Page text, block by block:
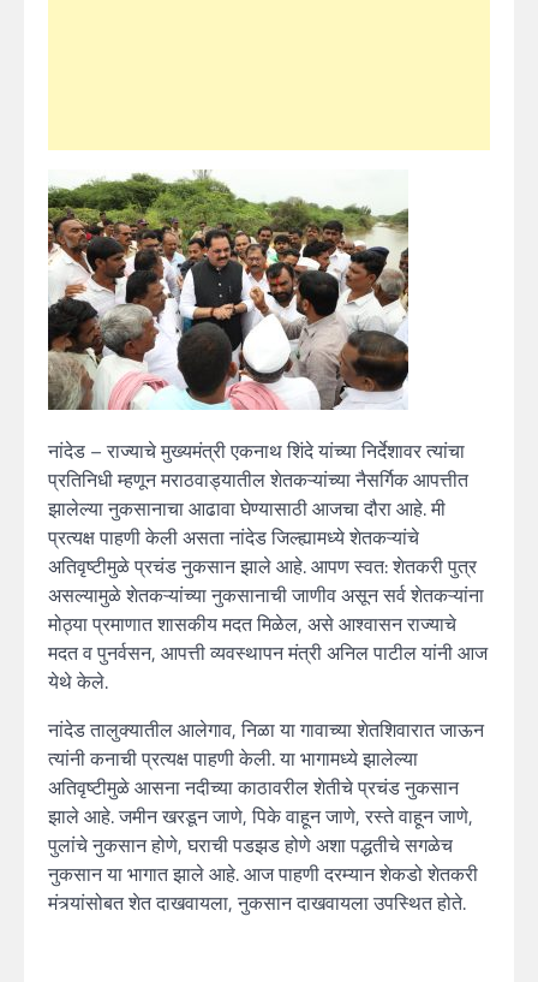
नांदेड – राज्याचे मुख्यमंत्री एकनाथ शिंदे यांच्या निर्देशावर त्यांचा
प्रतिनिधी म्हणून मराठवाड्यातील शेतकऱ्यांच्या नैसर्गिक आपत्तीत
झालेल्या नुकसानाचा आढावा घेण्यासाठी आजचा दौरा आहे. मी
प्रत्यक्ष पाहणी केली असता नांदेड जिल्ह्यामध्ये शेतकऱ्यांचे
अतिवृष्टीमुळे प्रचंड नुकसान झाले आहे. आपण स्वत: शेतकरी पुत्र
असल्यामुळे शेतकऱ्यांच्या नुकसानाची जाणीव असून सर्व शेतकऱ्यांना
मोठ्या प्रमाणात शासकीय मदत मिळेल, असे आश्वासन राज्याचे
मदत व पुनर्वसन, आपत्ती व्यवस्थापन मंत्री अनिल पाटील यांनी आज
येथे केले.
नांदेड तालुक्यातील आलेगाव, निळा या गावाच्या शेतशिवारात जाऊन
त्यांनी कनाची प्रत्यक्ष पाहणी केली. या भागामध्ये झालेल्या
अतिवृष्टीमुळे आसना नदीच्या काठावरील शेतीचे प्रचंड नुकसान
झाले आहे. जमीन खरडून जाणे, पिके वाहून जाणे, रस्ते वाहून जाणे,
पुलांचे नुकसान होणे, घराची पडझड होणे अशा पद्धतीचे सगळेच
नुकसान या भागात झाले आहे. आज पाहणी दरम्यान शेकडो शेतकरी
मंत्र्यांसोबत शेत दाखवायला, नुकसान दाखवायला उपस्थित होते.